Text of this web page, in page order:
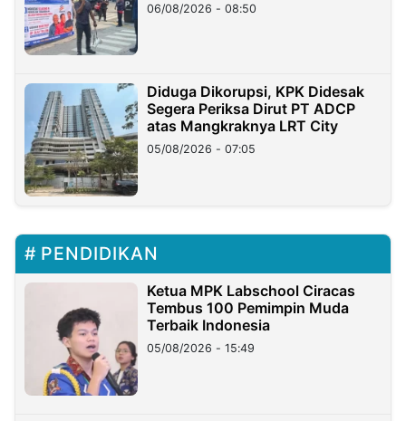
06/08/2026 - 08:50
Diduga Dikorupsi, KPK Didesak
Segera Periksa Dirut PT ADCP
atas Mangkraknya LRT City
05/08/2026 - 07:05
PENDIDIKAN
Ketua MPK Labschool Ciracas
Tembus 100 Pemimpin Muda
Terbaik Indonesia
05/08/2026 - 15:49